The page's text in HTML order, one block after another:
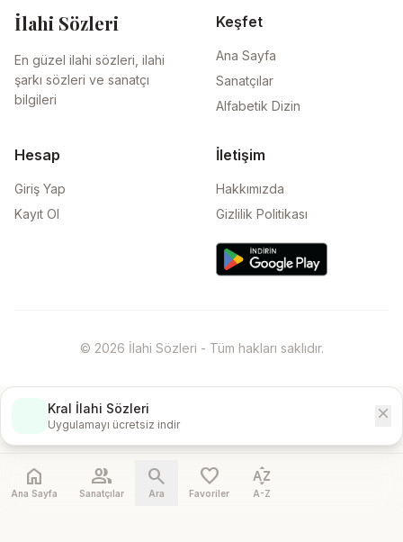
İlahi Sözleri
En güzel ilahi sözleri, ilahi
şarkı sözleri ve sanatçı
bilgileri
Keşfet
Ana Sayfa
Sanatçılar
Alfabetik Dizin
Hesap
Giriş Yap
Kayıt Ol
İletişim
Hakkımızda
Gizlilik Politikası
© 2026 İlahi Sözleri - Tüm hakları saklıdır.
Kral İlahi Sözleri
Uygulamayı ücretsiz indir
close
home
Ana Sayfa
people
Sanatçılar
search
Ara
favorite
Favoriler
sort_by_alpha
A-Z